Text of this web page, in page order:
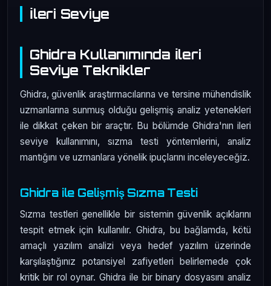
İleri Seviye
Ghidra Kullanımında İleri
Seviye Teknikler
Ghidra, güvenlik araştırmacılarına ve tersine mühendislik
uzmanlarına sunmuş olduğu gelişmiş analiz yetenekleri
ile dikkat çeken bir araçtır. Bu bölümde Ghidra'nın ileri
seviye kullanımını, sızma testi yöntemlerini, analiz
mantığını ve uzmanlara yönelik ipuçlarını inceleyeceğiz.
Ghidra ile Gelişmiş Sızma Testi
Sızma testleri genellikle bir sistemin güvenlik açıklarını
tespit etmek için kullanılır. Ghidra, bu bağlamda, kötü
amaçlı yazılım analizi veya hedef yazılım üzerinde
karşılaştığınız potansiyel zafiyetleri belirlemede çok
kritik bir rol oynar. Ghidra ile bir binary dosyasını analiz